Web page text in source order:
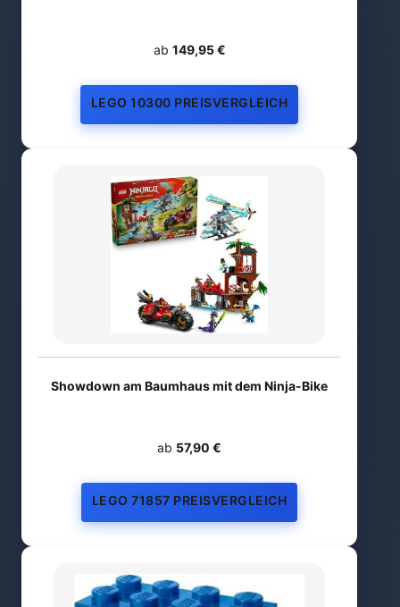
ab 149,95 €
LEGO 10300 PREISVERGLEICH
Showdown am Baumhaus mit dem Ninja-Bike
ab 57,90 €
LEGO 71857 PREISVERGLEICH